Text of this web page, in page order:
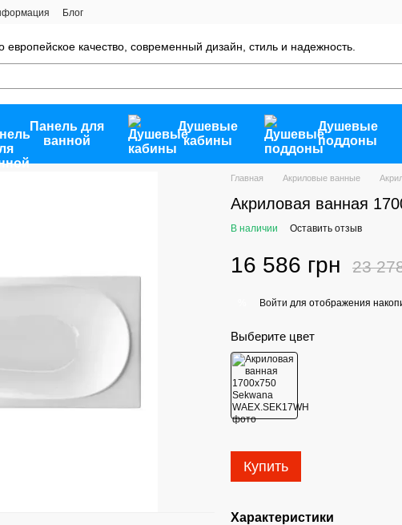
Блог
европейское качество, современный дизайн, стиль и надежность.
Панель для
ванной
Душевые
кабины
Душевые
поддоны
Главная Акриловые ванные
Акриловая ванная
В наличии Оставить отзыв
16 586 грн 23
Войти для отображения
Выберите цвет
Купить
Характеристики